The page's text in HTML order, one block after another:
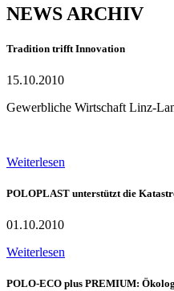
NEWS ARCHIV
Tradition trifft Innovation
15.10.2010
Gewerbliche Wirtschaft Linz-
Weiterlesen
POLOPLAST unterstützt die
01.10.2010
Weiterlesen
POLO-ECO plus PREMIUM: